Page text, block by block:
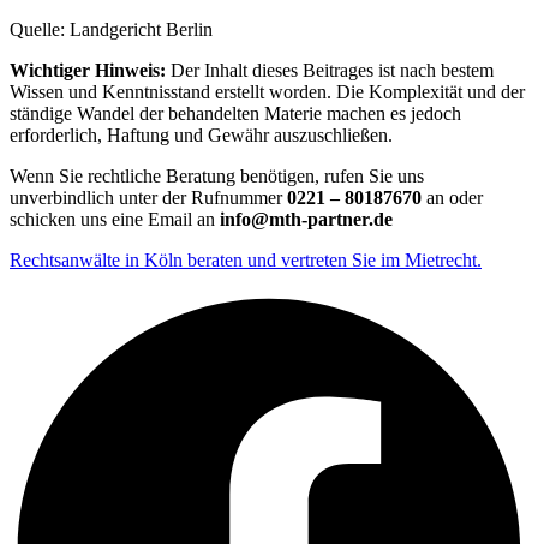
Quelle: Landgericht Berlin
Wichtiger Hinweis: Der Inhalt dieses Beitrages ist nach bestem
Wissen und Kenntnisstand erstellt worden. Die Komplexität und der
ständige Wandel der behandelten Materie machen es jedoch
erforderlich, Haftung und Gewähr auszuschließen.
Wenn Sie rechtliche Beratung benötigen, rufen Sie uns
unverbindlich unter der Rufnummer0221 – 80187670 an oder
schicken uns eine Email an info@mth-partner.de
Rechtsanwälte in Köln beraten und vertreten Sie im Mietrecht.